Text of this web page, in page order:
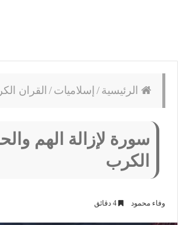
الرئيسية / إسلاميات / القران
سورة لإزالة الهم
الكرب
وفاء محمود